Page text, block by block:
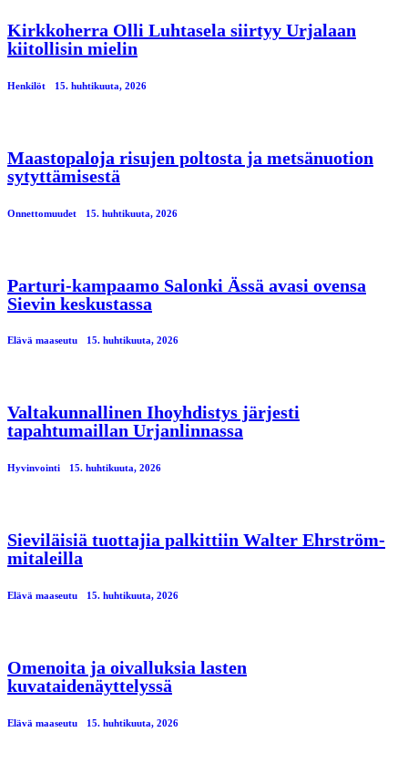
Kirkkoherra Olli Luhtasela siirtyy Urjalaan
kiitollisin mielin
Henkilöt 15. huhtikuuta, 2026
Maastopaloja risujen poltosta ja metsänuotion
sytyttämisestä
Onnettomuudet 15. huhtikuuta, 2026
Parturi-kampaamo Salonki Ässä avasi ovensa
Sievin keskustassa
Elävä maaseutu 15. huhtikuuta, 2026
Valtakunnallinen Ihoyhdistys järjesti
tapahtumaillan Urjanlinnassa
Hyvinvointi 15. huhtikuuta, 2026
Sieviläisiä tuottajia palkittiin Walter Ehrström-
mitaleilla
Elävä maaseutu 15. huhtikuuta, 2026
Omenoita ja oivalluksia lasten
kuvataidenäyttelyssä
Elävä maaseutu 15. huhtikuuta, 2026